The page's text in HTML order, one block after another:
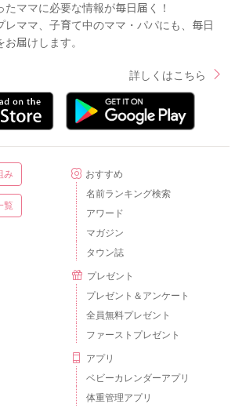
ママに必要な情報が毎日届く！
レママ、子育て中のママ・パパにも、毎日
届けします。
詳しくはこちら
み
覧
おすすめ
名前ランキング検索
アワード
マガジン
タウン誌
プレゼント
プレゼント＆アンケート
全員無料プレゼント
ファーストプレゼント
アプリ
ベビーカレンダーアプリ
体重管理アプリ